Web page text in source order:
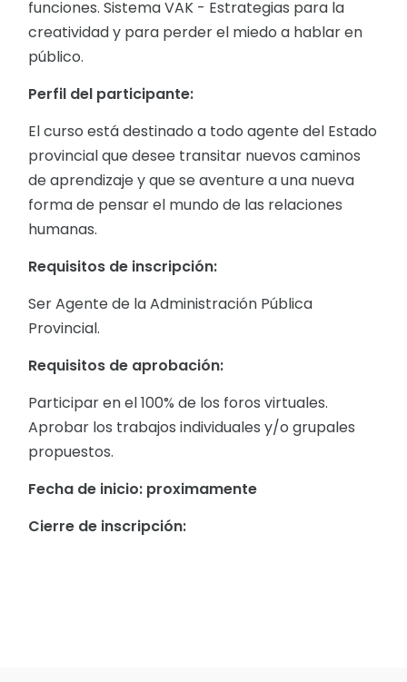
funciones. Sistema VAK - Estrategias para la
creatividad y para perder el miedo a hablar en
público.
Perfil del participante:
El curso está destinado a todo agente del Estado
provincial que desee transitar nuevos caminos
de aprendizaje y que se aventure a una nueva
forma de pensar el mundo de las relaciones
humanas.
Requisitos de inscripción:
Ser Agente de la Administración Pública
Provincial.
Requisitos de aprobación:
Participar en el 100% de los foros virtuales.
Aprobar los trabajos individuales y/o grupales
propuestos.
Fecha de inicio: proximamente
Cierre de inscripción: